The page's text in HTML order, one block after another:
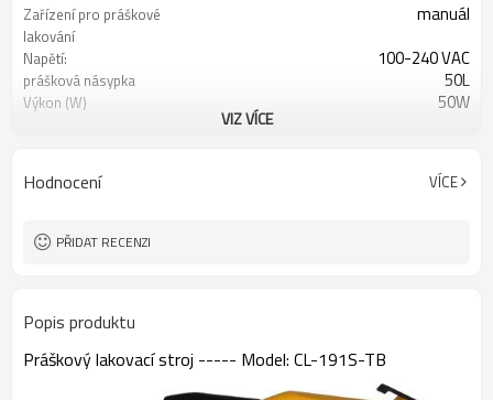
Zařízení pro práškové
lakování
manuál
Napětí: 100-240 VAC
prášková násypka 50L
Výkon (W) 50W
VIZ VÍCE
Hodnocení VÍCE
PŘIDAT RECENZI
Popis produktu
Práškový lakovací stroj ----- Model: CL-191S-TB